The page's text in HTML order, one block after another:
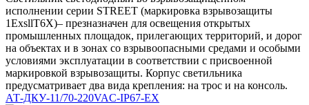
исполнении серии STREET (маркировка взрывозащиты
1ЕхsllT6X)– презназначен для освещения открытых
промышленных площадок, прилегающих территорий, и дорог
на объектах и в зонах со взрывоопасными средами и особыми
условиями эксплуатации в соответствии с присвоенной
маркировкой взрывозащиты. Корпус светильника
предусматривает два вида крепления: на трос и на консоль.
АТ-ДКУ-11/70-220VAC-IP67-EX